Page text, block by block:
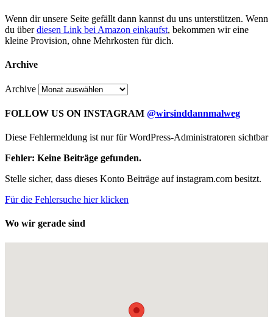
Wenn dir unsere Seite gefällt dann kannst du uns unterstützen. Wenn
du überdiesen Link bei Amazon einkaufst, bekommen wir eine
kleine Provision, ohne Mehrkosten für dich.
Archive
Archive
FOLLOW US ON INSTAGRAM @wirsinddannmalweg
Diese Fehlermeldung ist nur für WordPress-Administratoren sichtbar
Fehler: Keine Beiträge gefunden.
Stelle sicher, dass dieses Konto Beiträge auf instagram.com besitzt.
Für die Fehlersuche hier klicken
Wo wir gerade sind